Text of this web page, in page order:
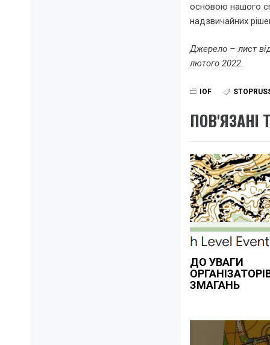
основою нашого
надзвичайних
Джерело – лист
лютого 2022.
IOF
ПОВ'ЯЗАНІ
ДО УВАГИ
ЗМАГАНЬ
Навігація